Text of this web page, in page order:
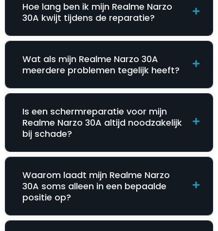
Hoe lang ben ik mijn Realme Narzo
30A kwijt tijdens de reparatie?
Wat als mijn Realme Narzo 30A
meerdere problemen tegelijk heeft?
Is een schermreparatie voor mijn
Realme Narzo 30A altijd noodzakelijk
bij schade?
Waarom laadt mijn Realme Narzo
30A soms alleen in een bepaalde
positie op?